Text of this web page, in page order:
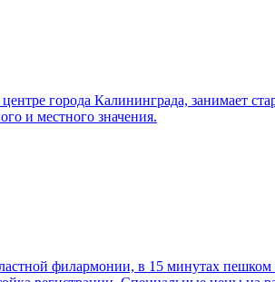
города Калининграда, занимает
и местного значения.
филармонии, в 15 минутах